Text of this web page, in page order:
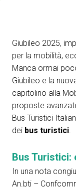
Giubileo 2025,
per la mobilità,
Manca ormai
Giubileo e la
capitolino alla
proposte
Bus Turistici
dei bus turistici.
Bus Turistici:
In una nota
An.bti –